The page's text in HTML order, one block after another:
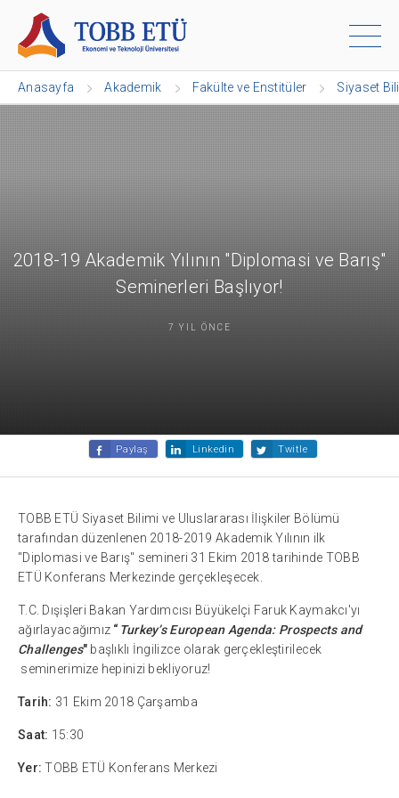
Anasayfa Akademik Fakülte ve Enstitüler Siyaset
2018-19 Akademik Yılının "Diplomasi ve Barış"
Seminerleri Başlıyor!
7 YIL ÖNCE
Paylaş Linkedin Twitle
TOBB ETÜ Siyaset Bilimi ve Uluslararası İlişkiler Bölümü
tarafından düzenlenen 2018-2019 Akademik Yılının ilk
"Diplomasi ve Barış" semineri 31 Ekim 2018 tarihinde TOBB
ETÜ Konferans Merkezinde gerçekleşecek.
T.C. Dışişleri Bakan Yardımcısı Büyükelçi Faruk Kaymakcı'yı
ağırlayacağımız “ Turkey’s European Agenda: Prospects and
Challenges" başlıklı İngilizce olarak gerçekleştirilecek
seminerimize hepinizi bekliyoruz!
Tarih: 31 Ekim 2018 Çarşamba
Saat: 15:30
Yer: TOBB ETÜ Konferans Merkezi